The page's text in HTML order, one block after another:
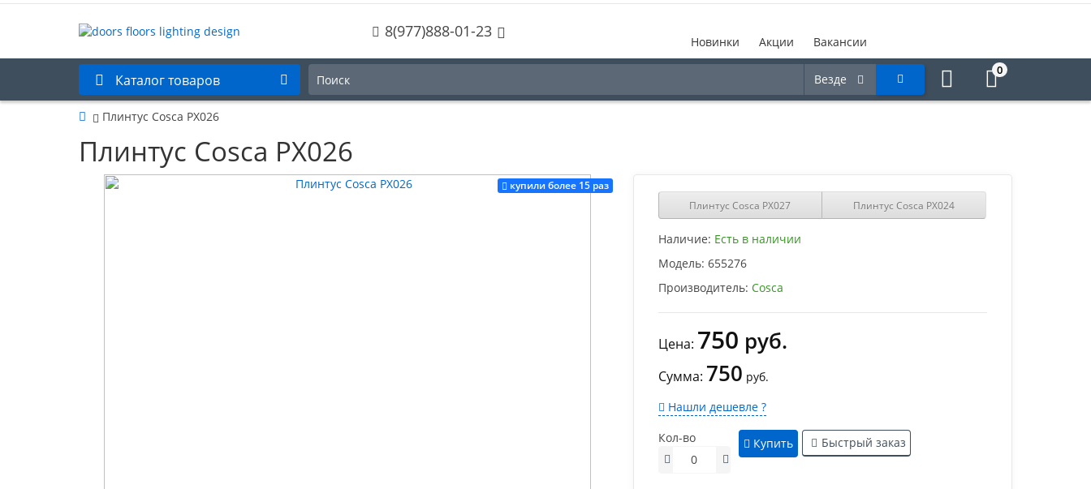
8(977)888-01-23
Новинки Акции Вакансии
Каталог товаров Везде
0
Плинтус Cosca PX026
Плинтус Cosca PX026
купили более 15 раз
Плинтус Cosca PX027
Плинтус Cosca PX024
Наличие: Есть в наличии
Модель: 655276
Производитель: Cosca
Цена: 750 руб.
Сумма: 750 руб.
Нашли дешевле ?
Кол-во
Купить Быстрый заказ